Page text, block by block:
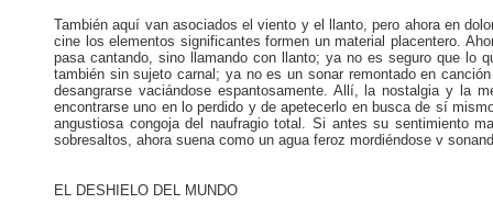
También aquí van asociados el viento y el llanto, pero ahora en
cine los elementos significantes formen un material placentero.
pasa cantando, sino llamando con llanto; ya no es seguro que lo
también sin sujeto carnal; ya no es un sonar remontado en
desangrarse vaciándose espantosamente. Allí, la nostalgia y la
encontrarse uno en lo perdido y de apetecerlo en busca de sí
angustiosa congoja del naufragio total. Si antes su sentimiento
sobresaltos, ahora suena como un agua feroz mordiéndose v
EL DESHIELO DEL MUNDO